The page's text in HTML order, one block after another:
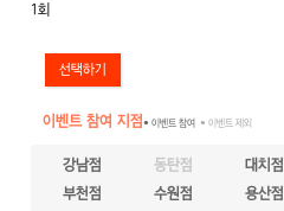
1회
이벤트 참여 지점● 이벤트 참여 ● 이벤트 제외
강남점 동탄점 대치점
부천점
수원점 용산점